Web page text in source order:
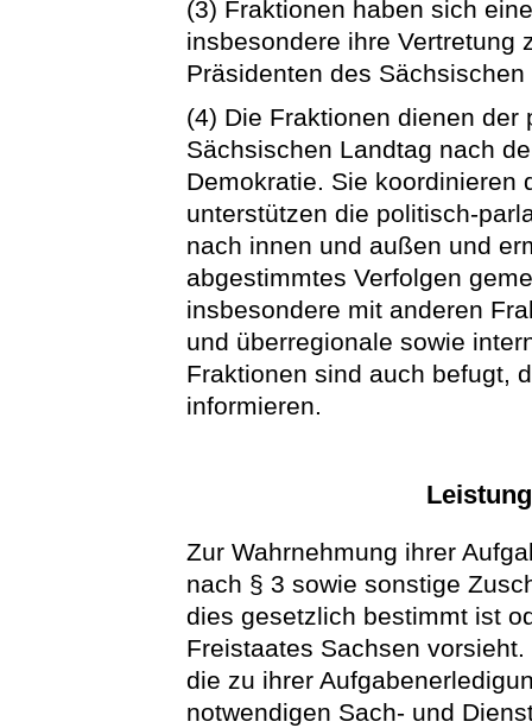
(3) Fraktionen haben sich
insbesondere ihre Vertretung
Präsidenten des
(4) Die Fraktionen dienen
Sächsischen Landtag nach
Demokratie. Sie koordinieren
unterstützen die politisch-
nach innen und außen und
abgestimmtes Verfolgen
insbesondere mit anderen
und überregionale sowie
Fraktionen sind auch befugt,
informieren.
Zur Wahrnehmung ihrer
nach § 3 sowie sonstige
dies gesetzlich bestimmt ist
Freistaates Sachsen
die zu ihrer
notwendigen Sach- und